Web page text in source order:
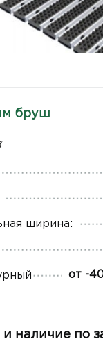
бруш
ширина:
от -
и наличие по